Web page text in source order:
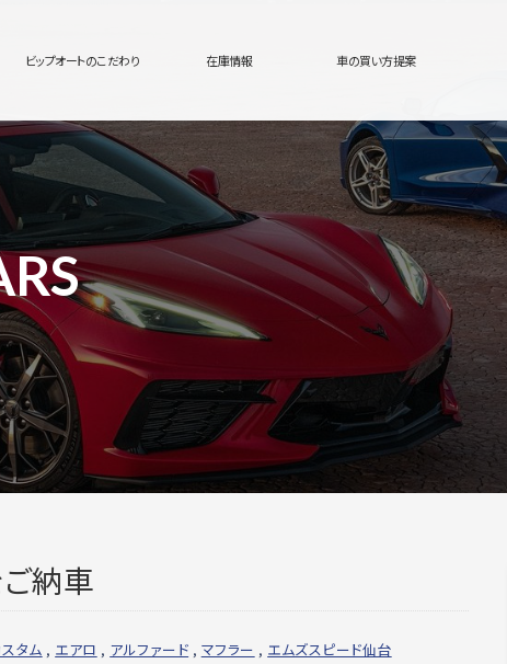
ビップオートのこだわり 在庫情報 車の買い方提案
納車
タム , エアロ , アルファード , マフラー , エムズスピード仙台